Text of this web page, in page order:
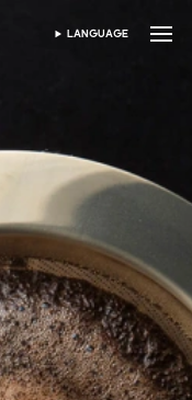
SELECT LANGUAGE
LANGUAGE